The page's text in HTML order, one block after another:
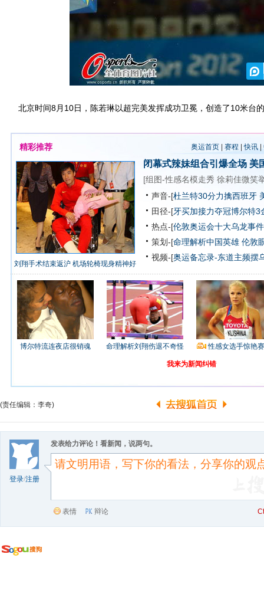
北京时间8月10日，陈若琳以超完美发挥成功卫冕，创造了10米台
精彩推荐 奥运首页| 赛程 |快讯|
刘翔手术结束返沪 机场轮椅现身精神好
闭幕式辣妹组合引爆全场 美
[组图-性感名模走秀 徐莉佳微笑
声音-[杜兰特30分力擒西班牙
田径-[牙买加接力夺冠博尔特3
热点-[伦敦奥运会十大乌龙事件
策划-[命理解析中国英雄 伦敦
视频-[奥运备忘录-东道主频摆
博尔特流连夜店很销魂 命理解析刘翔伤退不奇怪 性感女选手惊艳
我来为新闻纠错
(责任编辑：李奇)
登录/注册
发表给力评论！看新闻，说两句。
表情 辩论